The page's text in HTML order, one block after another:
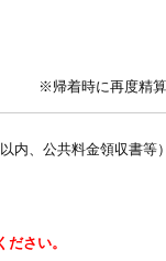
※帰着時に再度精算
内、公共料金領収書等
さい。